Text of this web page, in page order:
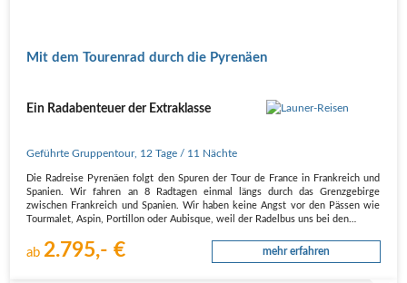
Mit dem Tourenrad durch die Pyrenäen
Ein Radabenteuer der Extraklasse
Geführte Gruppentour, 12 Tage / 11 Nächte
Die Radreise Pyrenäen folgt den Spuren der Tour de France in Frankreich und
Spanien. Wir fahren an 8 Radtagen einmal längs durch das Grenzgebirge
zwischen Frankreich und Spanien. Wir haben keine Angst vor den Pässen wie
Tourmalet, Aspin, Portillon oder Aubisque, weil der Radelbus uns bei den…
ab2.795,- € mehr erfahren